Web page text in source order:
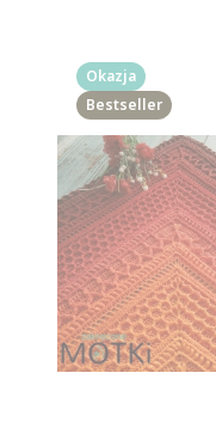
Okazja
Bestseller